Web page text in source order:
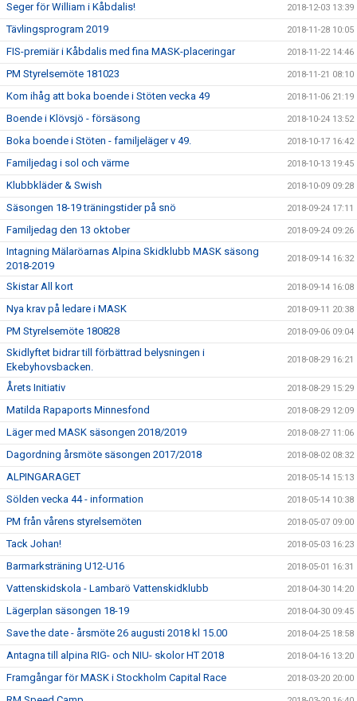
Seger för William i Kåbdalis! 2018-12-03 13:39
Tävlingsprogram 2019 2018-11-28 10:05
FIS-premiär i Kåbdalis med fina MASK-placeringar 2018-11-22 14:46
PM Styrelsemöte 181023 2018-11-21 08:10
Kom ihåg att boka boende i Stöten vecka 49 2018-11-06 21:19
Boende i Klövsjö - försäsong 2018-10-24 13:52
Boka boende i Stöten - familjeläger v 49. 2018-10-17 16:42
Familjedag i sol och värme 2018-10-13 19:45
Klubbkläder & Swish 2018-10-09 09:28
Säsongen 18-19 träningstider på snö 2018-09-24 17:11
Familjedag den 13 oktober 2018-09-24 09:26
Intagning Mälaröarnas Alpina Skidklubb MASK säsong
2018-2019
2018-09-14 16:32
Skistar All kort 2018-09-14 16:08
Nya krav på ledare i MASK 2018-09-11 20:38
PM Styrelsemöte 180828 2018-09-06 09:04
Skidlyftet bidrar till förbättrad belysningen i
Ekebyhovsbacken.
2018-08-29 16:21
Årets Initiativ 2018-08-29 15:29
Matilda Rapaports Minnesfond 2018-08-29 12:09
Läger med MASK säsongen 2018/2019 2018-08-27 11:06
Dagordning årsmöte säsongen 2017/2018 2018-08-02 08:32
ALPINGARAGET 2018-05-14 15:13
Sölden vecka 44 - information 2018-05-14 10:38
PM från vårens styrelsemöten 2018-05-07 09:00
Tack Johan! 2018-05-03 16:23
Barmarksträning U12-U16 2018-05-01 16:31
Vattenskidskola - Lambarö Vattenskidklubb 2018-04-30 14:20
Lägerplan säsongen 18-19 2018-04-30 09:45
Save the date - årsmöte 26 augusti 2018 kl 15.00 2018-04-25 18:58
Antagna till alpina RIG- och NIU- skolor HT 2018 2018-04-16 13:20
Framgångar för MASK i Stockholm Capital Race 2018-03-20 20:00